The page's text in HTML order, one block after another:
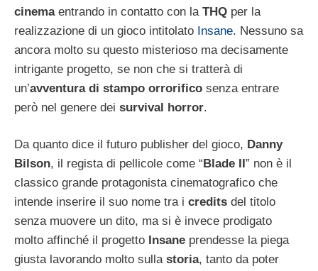
cinema entrando in contatto con la THQ per la
realizzazione di un gioco intitolato Insane. Nessuno sa
ancora molto su questo misterioso ma decisamente
intrigante progetto, se non che si tratterà di
un’avventura di stampo orrorifico senza entrare
però nel genere dei survival horror.
Da quanto dice il futuro publisher del gioco, Danny
Bilson, il regista di pellicole come “Blade II” non è il
classico grande protagonista cinematografico che
intende inserire il suo nome tra i credits del titolo
senza muovere un dito, ma si è invece prodigato
molto affinché il progetto Insane prendesse la piega
giusta lavorando molto sulla storia, tanto da poter